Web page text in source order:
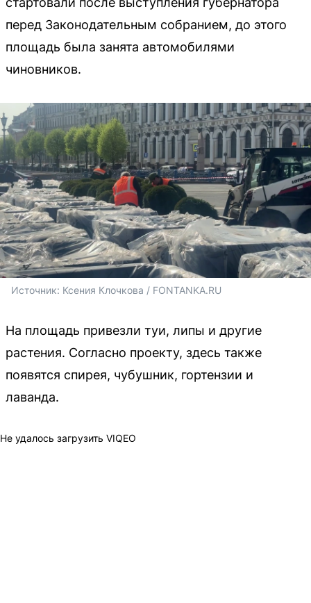
перед Законодательным собранием, до этого
площадь была занята автомобилями
чиновников.
Источник: Ксения Клочкова / FONTANKA.RU
На площадь привезли туи, липы и другие
растения. Согласно проекту, здесь также
появятся спирея, чубушник, гортензии и
лаванда.
Не удалось загрузить VIQEO